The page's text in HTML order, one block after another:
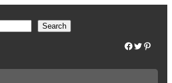
Search
Facebook Twitter Pinterest